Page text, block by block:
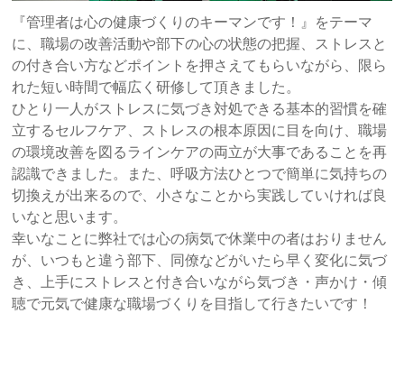
『管理者は心の健康づくりのキーマンです！』をテーマ
に、職場の改善活動や部下の心の状態の把握、ストレスと
の付き合い方などポイントを押さえてもらいながら、限ら
れた短い時間で幅広く研修して頂きました。
ひとり一人がストレスに気づき対処できる基本的習慣を確
立するセルフケア、ストレスの根本原因に目を向け、職場
の環境改善を図るラインケアの両立が大事であることを再
認識できました。また、呼吸方法ひとつで簡単に気持ちの
切換えが出来るので、小さなことから実践していければ良
いなと思います。
幸いなことに弊社では心の病気で休業中の者はおりません
が、いつもと違う部下、同僚などがいたら早く変化に気づ
き、上手にストレスと付き合いながら気づき・声かけ・傾
聴で元気で健康な職場づくりを目指して行きたいです！